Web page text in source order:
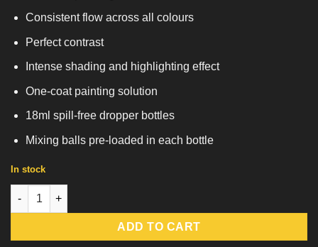
Consistent flow across all colours
Perfect contrast
Intense shading and highlighting effect
One-coat painting solution
18ml spill-free dropper bottles
Mixing balls pre-loaded in each bottle
In stock
Shamrock Green Speedpaint 2.0 quantity
ADD TO CART